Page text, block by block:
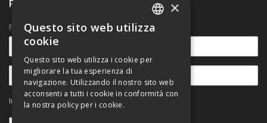
Ricevi nostre comunicazioni
Per rimanere aggiornato sulle novità.
Informativa sul trattamento dei dati personali
ITALIAN
×
Questo sito web utilizza
cookie
Questo sito web utilizza i cookie per
migliorare la tua esperienza di
navigazione. Utilizzando il nostro sito web
acconsenti a tutti i cookie in conformità con
la nostra policy per i cookie.